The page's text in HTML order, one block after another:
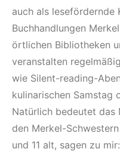
auch als lesefördernde
Buchhandlungen
örtlichen Bibliotheken
veranstalten
wie Silent-reading-
kulinarischen Samstag
Natürlich bedeutet das
den Merkel-
und 11 alt, sagen zu